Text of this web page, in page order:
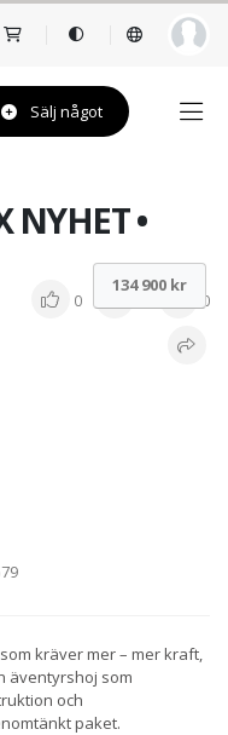
Sälj något
NYHET •
0 0
134 900 kr
kräver mer – mer kraft,
äventyrshoj som
och
paket.